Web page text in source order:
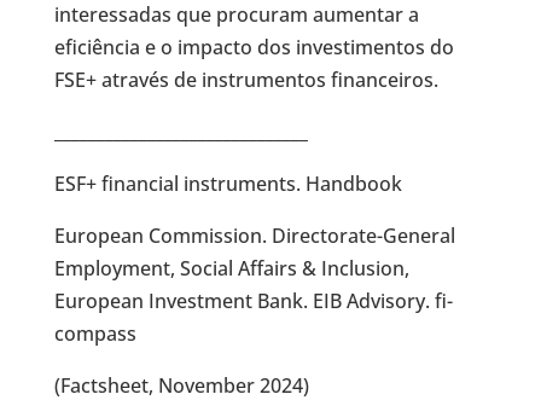
interessadas que procuram aumentar a
eficiência e o impacto dos investimentos do
FSE+ através de instrumentos financeiros.
ESF+ financial instruments. Handbook
European Commission. Directorate-General
Employment, Social Affairs & Inclusion,
European Investment Bank. EIB Advisory. fi-
compass
(Factsheet, November 2024)